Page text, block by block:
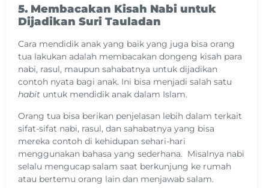
5. Membacakan Kisah Nabi untuk
Dijadikan Suri Tauladan
Cara mendidik anak yang baik yang juga bisa orang
tua lakukan adalah membacakan dongeng kisah para
nabi, rasul, maupun sahabatnya untuk dijadikan
contoh nyata bagi anak. Ini bisa menjadi salah satu
habit untuk mendidik anak dalam Islam.
Orang tua bisa berikan penjelasan lebih dalam terkait
sifat-sifat nabi, rasul, dan sahabatnya yang bisa
mereka contoh di kehidupan sehari-hari
menggunakan bahasa yang sederhana. Misalnya nabi
selalu mengucap salam saat berkunjung ke rumah
atau bertemu orang lain dan menjawab salam.